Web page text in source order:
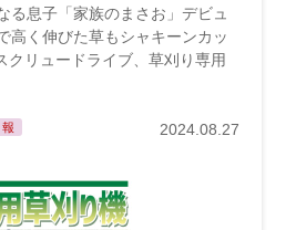
る息子「家族のまさお」デビュ
高く伸びた草もシャキーンカッ
クリュードライブ、草刈り専用
2024.08.27